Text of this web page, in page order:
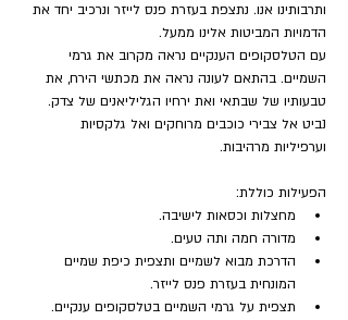
ותרבותינו אנו. נתצפת בעזרת פנס לייזר ונרכיב יחד את
הדמויות המביטות אלינו ממעל.
עם הטלסקופים הענקיים נראה מקרוב את גרמי
השמיים. בהתאם לעונה נראה את מכתשי הירח, את
טבעותיו של שבתאי ואת ירחיו הגליליאנים של צדק.
נביט אל צבירי כוכבים מרוחקים ואל גלקסיות
וערפיליות מרהיבות.
הפעילות כוללת:
מחצלות וכסאות לישיבה.
מדורה חמה ותה טעים.
הדרכת מבוא לשמיים ותצפית כיפת שמיים
המונחית בעזרת פנס לייזר.
תצפית על גרמי השמיים בטלסקופים ענקיים.